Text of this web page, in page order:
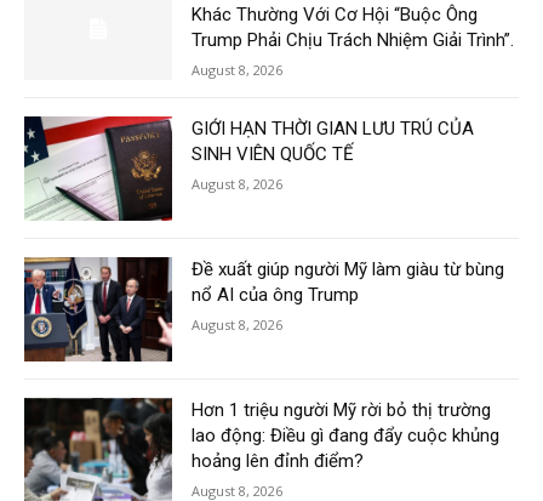
Khác Thường Với Cơ Hội “Buộc Ông
Trump Phải Chịu Trách Nhiệm Giải Trình”.
August 8, 2026
GIỚI HẠN THỜI GIAN LƯU TRÚ CỦA
SINH VIÊN QUỐC TẾ
August 8, 2026
Đề xuất giúp người Mỹ làm giàu từ bùng
nổ AI của ông Trump
August 8, 2026
Hơn 1 triệu người Mỹ rời bỏ thị trường
lao động: Điều gì đang đẩy cuộc khủng
hoảng lên đỉnh điểm?
August 8, 2026